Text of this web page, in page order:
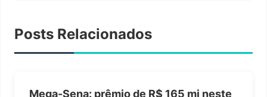
Posts Relacionados
Mega-Sena: prêmio de R$ 165 mi neste